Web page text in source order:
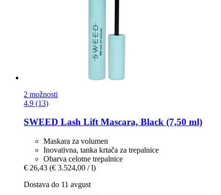
2 možnosti
4.9 (13)
SWEED Lash Lift Mascara, Black (7,50 ml)
Maskara za volumen
Inovativna, tanka krtača za trepalnice
Obarva celotne trepalnice
€ 26,43 (€ 3.524,00 / l)
Dostava do 11 avgust